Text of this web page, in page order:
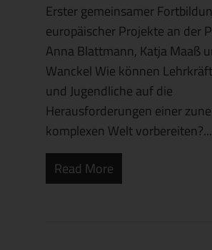
Erster gemeinsamer
europäischer Projekte an der
Anna Blattmann, Katja Maaß
Wanckel Wie können
und Jugendliche auf die
Herausforderungen einer
komplexen Welt vorbereiten?...
Read More